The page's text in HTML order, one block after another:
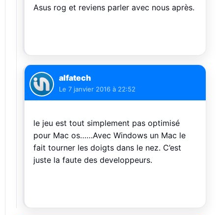
Asus rog et reviens parler avec nous après.
alfatech
Le 7 janvier 2016 à 22:52
le jeu est tout simplement pas optimisé
pour Mac os……Avec Windows un Mac le
fait tourner les doigts dans le nez. C’est
juste la faute des developpeurs.